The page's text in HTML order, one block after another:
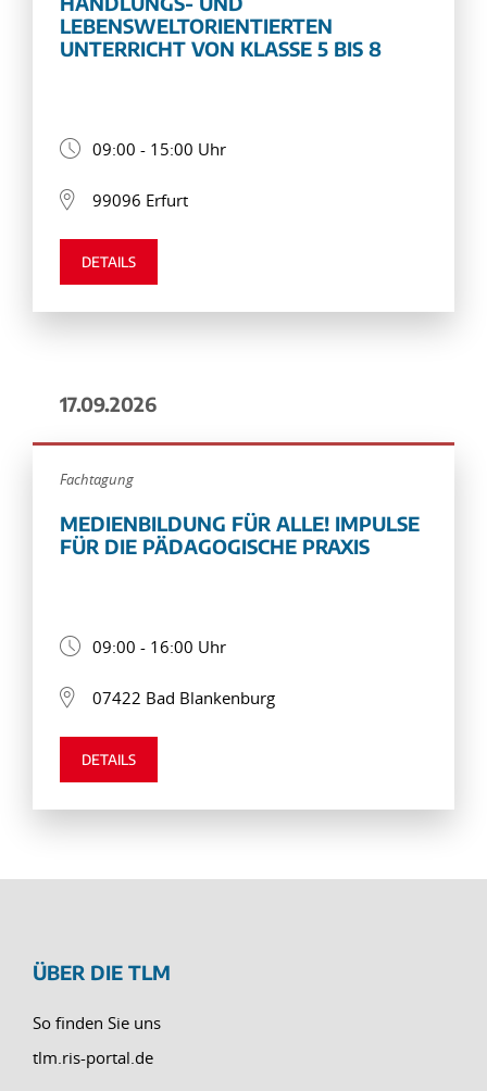
LEBENSWELTORIENTIERTEN
UNTERRICHT VON KLASSE 5 BIS 8
09:00 - 15:00 Uhr
99096 Erfurt
DETAILS
17.09.2026
Fachtagung
MEDIENBILDUNG FÜR ALLE! IMPULSE
FÜR DIE PÄDAGOGISCHE PRAXIS
09:00 - 16:00 Uhr
07422 Bad Blankenburg
DETAILS
ÜBER DIE TLM
So finden Sie uns
tlm.ris-portal.de